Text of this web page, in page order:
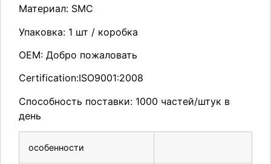
Материал: SMC
Упаковка: 1 шт / коробка
OEM: Добро пожаловать
Certification:ISO9001:2008
Способность поставки: 1000 частей/штук в
день
особенности